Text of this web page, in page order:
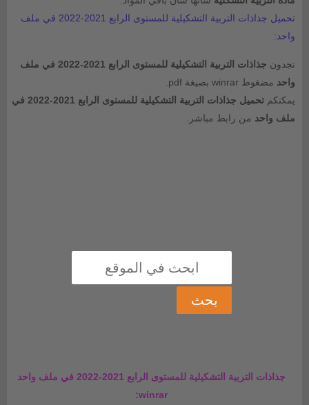
تحميل جذاذات التربية التشكيلية للمستوى الرابع 2021-2022 في ملف
واحد:
تجدون
جذاذات التربية التشكيلية للمستوى الرابع 2021-2022 في ملف
واحد مضغوط winrar بصيغة pdf.
يمكنكم
تحميل جذاذات التربية التشكيلية للمستوى الرابع 2021-2022 في
ملف واحد من رابط مباشر.
جذاذات التربية التشكيلية للمستوى الرابع 2021-2022 في ملف واحد
winrar: